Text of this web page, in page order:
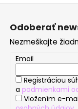
Z
Odoberať
Nezmeškajte
Email
Registráciou
a podmienkami
Vložením e-